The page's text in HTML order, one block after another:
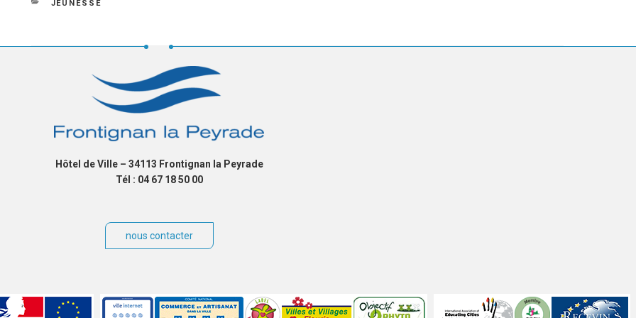
CATÉGORIES
JEUNESSE
Hôtel de Ville – 34113 Frontignan la Peyrade
Tél : 04 67 18 50 00
nous contacter